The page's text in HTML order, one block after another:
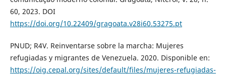
60, 2023. DOI
https://doi.org/10.22409/gragoata.v28i60.53275.pt
PNUD; R4V. Reinventarse sobre la marcha: Mujeres
refugiadas y migrantes de Venezuela. 2020. Disponible en:
https://oig.cepal.org/sites/default/files/mujeres-refugiadas-